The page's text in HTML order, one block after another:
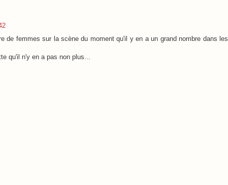
de femmes sur la scène du moment qu'il y en a un grand nombre dans les
qu'il n'y en a pas non plus...